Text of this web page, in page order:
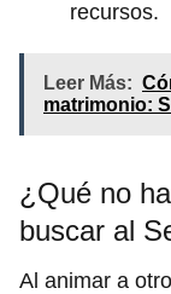
recursos.
Leer Más:
matrimonio:
¿Qué no
buscar al
Al animar a